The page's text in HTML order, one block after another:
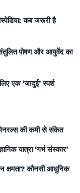
कब जरूरी है
पोषण और आयुर्वेद का
एक ‘जादुई’ स्पर्श
की कमी से संकेत
यात्रा ‘गर्भ संस्कार’
क्षमता? कौनसी आधुनिक